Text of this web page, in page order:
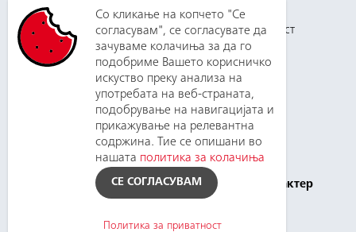
Плаќање и цени
Услуги
Нов корисник
Зборувај со нас
Кариера
Одговорност
Медиуми
Набавки
Политика за приватност
Планирани
прекини
Инфoрмации
од јавен карактер
Со кликање на копчето "Се
согласувам", се согласувате да
зачуваме колачиња за да го
подобриме Вашето корисничко
искуство преку анализа на
употребата на веб-страната,
подобрување на навигацијата и
прикажување на релевантна
содржина. Тие се опишани во
нашата политика за колачиња
СЕ СОГЛАСУВАМ
Политика за приватност